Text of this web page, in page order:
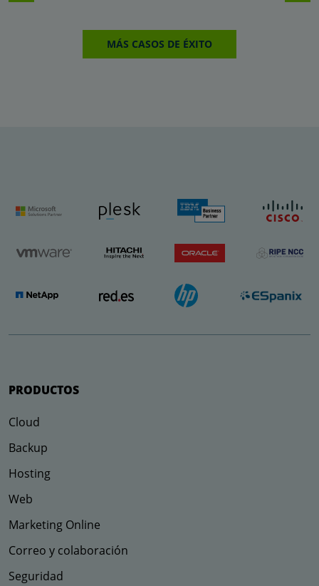
MÁS CASOS DE ÉXITO
PRODUCTOS
Cloud
Backup
Hosting
Web
Marketing Online
Correo y colaboración
Seguridad